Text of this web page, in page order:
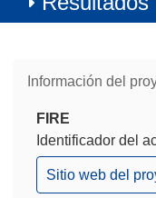
Información del
FIRE
Identificador del
(se
abrirá
Sitio web del